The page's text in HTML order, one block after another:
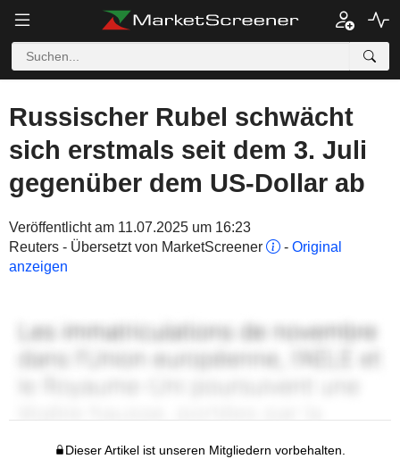
Russischer Rubel schwächt
sich erstmals seit dem 3. Juli
gegenüber dem US-Dollar ab
Veröffentlicht am 11.07.2025 um 16:23
Reuters - Übersetzt von MarketScreener
- Original
anzeigen
Dieser Artikel ist unseren Mitgliedern vorbehalten.